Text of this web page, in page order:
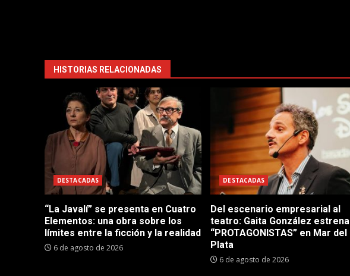
HISTORIAS RELACIONADAS
DESTACADAS
“La Javalí” se presenta en Cuatro
Elementos: una obra sobre los
límites entre la ficción y la realidad
6 de agosto de 2026
DESTACADAS
Del escenario empresarial al
teatro: Gaita González estrena
“PROTAGONISTAS” en Mar del
Plata
6 de agosto de 2026